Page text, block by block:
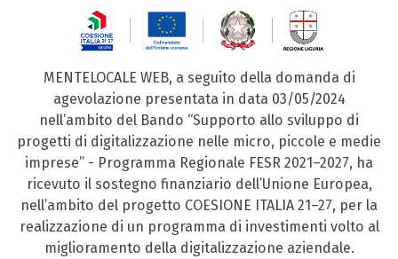
MENTELOCALE WEB, a seguito della domanda di
agevolazione presentata in data 03/05/2024
nell’ambito del Bando “Supporto allo sviluppo di
progetti di digitalizzazione nelle micro, piccole e medie
imprese” - Programma Regionale FESR 2021–2027, ha
ricevuto il sostegno finanziario dell’Unione Europea,
nell’ambito del progetto COESIONE ITALIA 21–27, per la
realizzazione di un programma di investimenti volto al
miglioramento della digitalizzazione aziendale.